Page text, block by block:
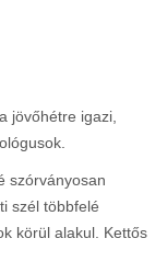
jövőhétre igazi,
szórványosan
szél többfelé
körül alakul. Kettős